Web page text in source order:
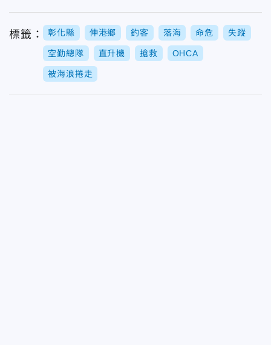
標籤： 彰化縣 伸港鄉 釣客 落海 命危 失蹤
空勤總隊 直升機 搶救 OHCA
被海浪捲走